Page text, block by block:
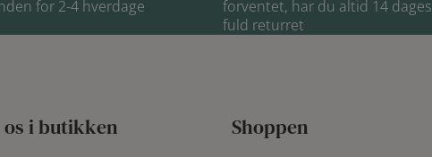
for 2-4 hverdage
forventet, har du altid 14 dages
fuld returret
os i butikken Shoppen